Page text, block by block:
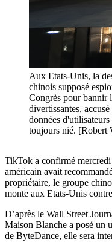
Aux Etats-Unis, la
chinois supposé
Congrès pour bannir
divertissantes,
données
toujours nié. [Robert
TikTok a confirmé
américain avait
propriétaire, le groupe
monte aux Etats-Unis
D’après le Wall Street
Maison Blanche a posé un
de ByteDance, elle sera